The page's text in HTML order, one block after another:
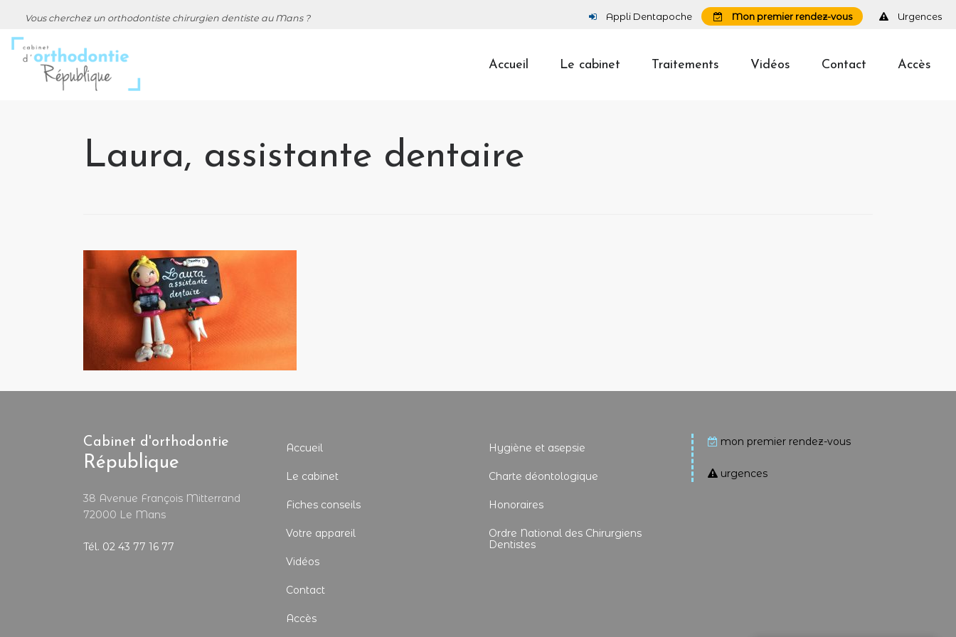
Vous cherchez un orthodontiste chirurgien dentiste au Mans ? Appli Dentapoche Mon premier rendez-vous Urgences
Accueil Le cabinet Traitements Vidéos Contact Accès
Laura, assistante dentaire
Cabinet d'orthodontie
République
38 Avenue François Mitterrand
72000 Le Mans
Tél. 02 43 77 16 77
Accueil
Le cabinet
Fiches conseils
Votre appareil
Vidéos
Contact
Accès
Hygiène et asepsie
Charte déontologique
Honoraires
Ordre National des Chirurgiens
Dentistes
mon premier rendez-vous
urgences